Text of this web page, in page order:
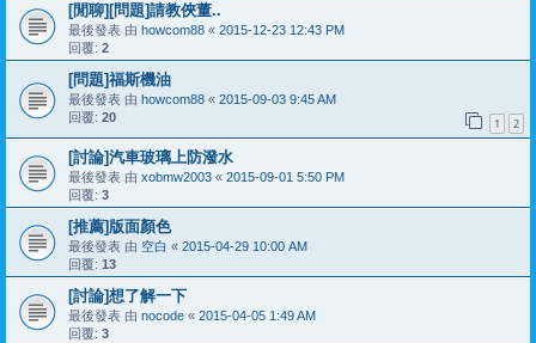
[閒聊][問題]請教俠董..
最後發表 由 howcom88 « 2015-12-23 12:43 PM
回覆: 2
[問題]福斯機油
最後發表 由 howcom88 « 2015-09-03 9:45 AM
回覆: 20 1 2
[討論]汽車玻璃上防潑水
最後發表 由 xobmw2003 « 2015-09-01 5:50 PM
回覆: 3
[推薦]版面顏色
最後發表 由 空白 « 2015-04-29 10:00 AM
回覆: 13
[討論]想了解一下
最後發表 由 nocode « 2015-04-05 1:49 AM
回覆: 3